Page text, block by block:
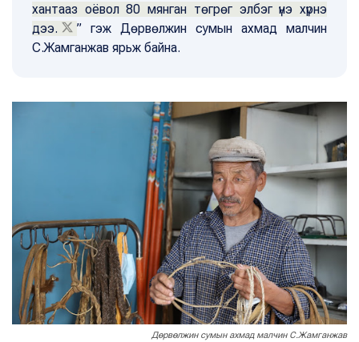
хантааз оёвол 80 мянган төгрөг элбэг үнэ хүрнэ
дээ.
” гэж Дөрвөлжин сумын ахмад малчин
С.Жамганжав ярьж байна.
Дөрвөлжин сумын ахмад малчин С.Жамганжав